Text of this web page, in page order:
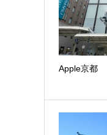
Apple京都